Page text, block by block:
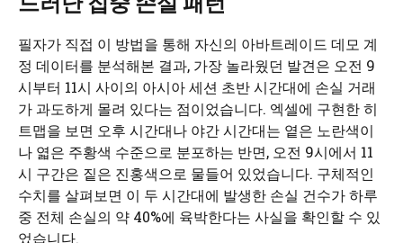
필자가 직접 이 방법을 통해 자신의 아바트레이드 데모 계
정 데이터를 분석해본 결과, 가장 놀라웠던 발견은 오전 9
시부터 11시 사이의 아시아 세션 초반 시간대에 손실 거래
가 과도하게 몰려 있다는 점이었습니다. 엑셀에 구현한 히
트맵을 보면 오후 시간대나 야간 시간대는 옅은 노란색이
나 엷은 주황색 수준으로 분포하는 반면, 오전 9시에서 11
시 구간은 짙은 진홍색으로 물들어 있었습니다. 구체적인
수치를 살펴보면 이 두 시간대에 발생한 손실 건수가 하루
중 전체 손실의 약 40%에 육박한다는 사실을 확인할 수 있
었습니다.